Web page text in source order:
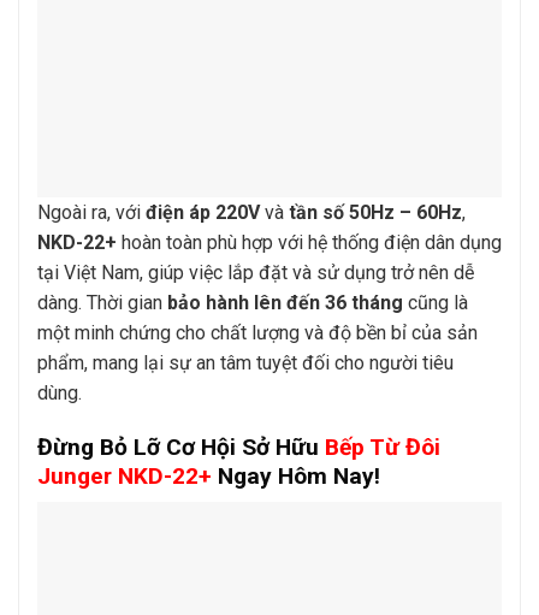
Ngoài ra, với điện áp 220Vvà tần số 50Hz – 60Hz,
NKD-22+ hoàn toàn phù hợp với hệ thống điện dân dụng
tại Việt Nam, giúp việc lắp đặt và sử dụng trở nên dễ
dàng. Thời gian bảo hành lên đến 36 tháng cũng là
một minh chứng cho chất lượng và độ bền bỉ của sản
phẩm, mang lại sự an tâm tuyệt đối cho người tiêu
dùng.
Đừng Bỏ Lỡ Cơ Hội Sở Hữu Bếp Từ Đôi
Junger NKD-22+ Ngay Hôm Nay!